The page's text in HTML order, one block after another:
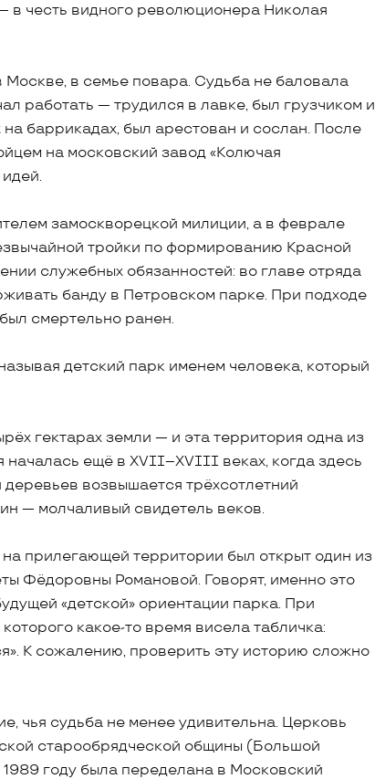
в честь видного революционера Николая
в семье повара. Судьба не баловала
работать — трудился в лавке, был грузчиком и
баррикадах, был арестован и сослан. После
на московский завод «Колючая
замоскворецкой милиции, а в феврале
тройки по формированию Красной
служебных обязанностей: во главе отряда
банду в Петровском парке. При подходе
смертельно ранен.
детский парк именем человека, который
гектарах земли — и эта территория одна из
началась ещё в XVII–XVIII веках, когда здесь
возвышается трёхсотлетний
— молчаливый свидетель веков.
прилегающей территории был открыт один из
Фёдоровны Романовой. Говорят, именно это
«детской» ориентации парка. При
какое-то время висела табличка:
К сожалению, проверить эту историю сложно
чья судьба не менее удивительна. Церковь
старообрядческой общины (Большой
году была переделана в Московский